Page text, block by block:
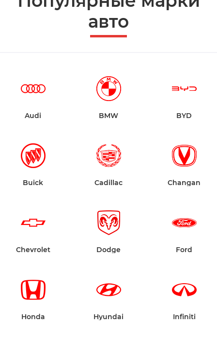
авто
Audi BMW BYD
Buick Cadillac Changan
Chevrolet Dodge Ford
Honda Hyundai Infiniti